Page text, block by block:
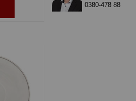
0380-478 88